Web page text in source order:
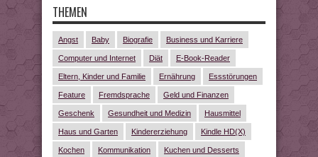
THEMEN
Angst Baby Biografie Business und Karriere
Computer und Internet Diät E-Book-Reader
Eltern, Kinder und Familie Ernährung Essstörungen
Feature Fremdsprache Geld und Finanzen
Geschenk Gesundheit und Medizin Hausmittel
Haus und Garten Kindererziehung Kindle HD(X)
Kochen Kommunikation Kuchen und Desserts